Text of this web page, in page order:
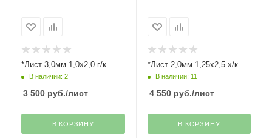
*Лист 3,0мм 1,0х2,0 г/к
В наличии: 2
3 500 руб./лист
В КОРЗИНУ
*Лист 2,0мм 1,25х2,5 х/к
В наличии: 11
4 550руб./лист
В КОРЗИНУ